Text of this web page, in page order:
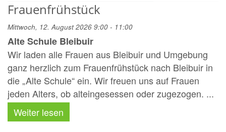
Frauenfrühstück
Mittwoch, 12. August 2026 9:00 - 11:00
Alte Schule Bleibuir
Wir laden alle Frauen aus Bleibuir und Umgebung
ganz herzlich zum Frauenfrühstück nach Bleibuir in
die „Alte Schule“ ein. Wir freuen uns auf Frauen
jeden Alters, ob alteingesessen oder zugezogen. ...
Weiter lesen